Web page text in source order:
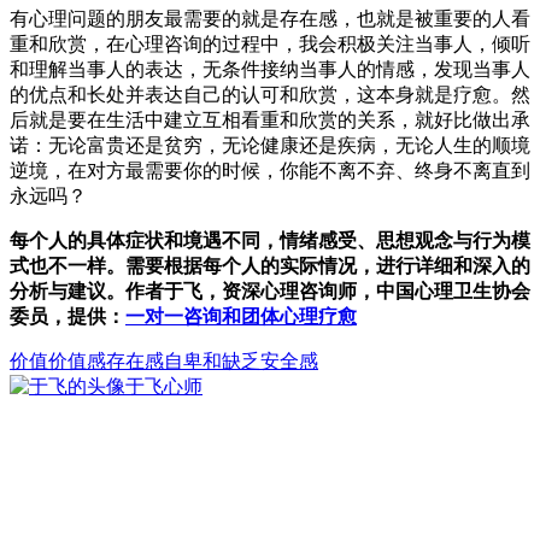
有心理问题的朋友最需要的就是存在感，也就是被重要的人看
重和欣赏，在心理咨询的过程中，我会积极关注当事人，倾听
和理解当事人的表达，无条件接纳当事人的情感，发现当事人
的优点和长处并表达自己的认可和欣赏，这本身就是疗愈。然
后就是要在生活中建立互相看重和欣赏的关系，就好比做出承
诺：无论富贵还是贫穷，无论健康还是疾病，无论人生的顺境
逆境，在对方最需要你的时候，你能不离不弃、终身不离直到
永远吗？
每个人的具体症状和境遇不同，情绪感受、思想观念与行为模
式也不一样。需要根据每个人的实际情况，进行详细和深入的
分析与建议。作者于飞，资深心理咨询师，中国心理卫生协会
委员，提供： 一对一咨询和团体心理疗愈
价值价值感存在感自卑和缺乏安全感
于飞心师